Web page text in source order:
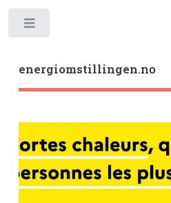
energiomstillingen.no